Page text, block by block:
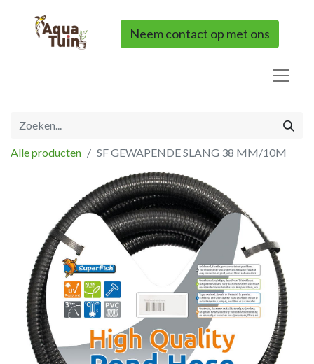
Neem contact op met ons
Alle producten SF GEWAPENDE SLANG 38 MM/10M